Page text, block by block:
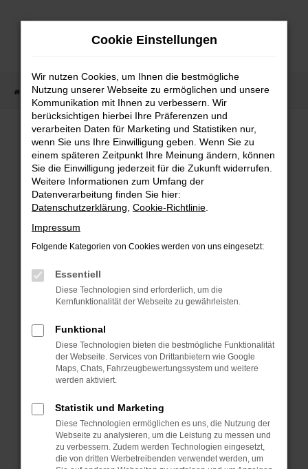
Zum
Startseite Fahrzeugangebote Fahrzeugmarkt
Fahrzeugmarkt
Fehler: Network Error
Beim Laden ist ein Fehler aufgetreten.
Hier sind ein paar Tipps, die dir helfen können:
Überprüfe deine Firewall und deine
Internetverbindung.
deine Suchmaschine?
Prüfe deine Browsererweiterungen.
Manche Erweiterungen, wie Werbeblocker,
können das Laden bestimmter Seiten
anderen Browser oder in einem privaten
Fenster?
Starte dein Gerät neu.
Cookie Einstellungen
Wir nutzen Cookies, um Ihnen die bestmögliche
Nutzung unserer Webseite zu ermöglichen und unsere
Kommunikation mit Ihnen zu verbessern. Wir
berücksichtigen hierbei Ihre Präferenzen und
verarbeiten Daten für Marketing und Statistiken nur,
wenn Sie uns Ihre Einwilligung geben. Wenn Sie zu
einem späteren Zeitpunkt Ihre Meinung ändern, können
Sie die Einwilligung jederzeit für die Zukunft widerrufen.
Weitere Informationen zum Umfang der
Datenverarbeitung finden Sie hier:
Datenschutzerklärung Cookie-Richtlinie
Impressum
Folgende Kategorien von Cookies werden von uns eingesetzt:
Essentiell
Diese Technologien sind erforderlich, um die
Kernfunktionalität der Webseite zu gewährleisten.
Funktional
Diese Technologien bieten die bestmögliche Funktionalität
der Webseite. Services von Drittanbietern wie Google
Maps, Chats, Fahrzeugbewertungssystem und weitere
werden aktiviert.
Statistik und Marketing
Diese Technologien ermöglichen es uns, die Nutzung der
Webseite zu analysieren, um die Leistung zu messen und
zu verbessern. Zudem werden Technologien eingesetzt,
die von dritten Werbetreibenden verwendet werden, um